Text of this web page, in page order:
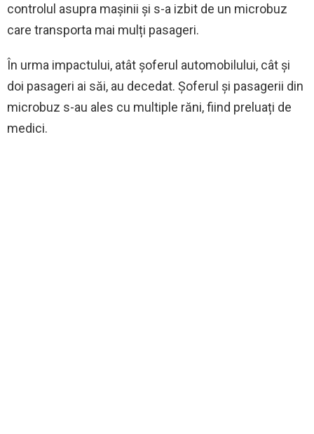
controlul asupra mașinii și s-a izbit de un microbuz
care transporta mai mulți pasageri.
În urma impactului, atât șoferul automobilului, cât și
doi pasageri ai săi, au decedat. Șoferul și pasagerii din
microbuz s-au ales cu multiple răni, fiind preluați de
medici.